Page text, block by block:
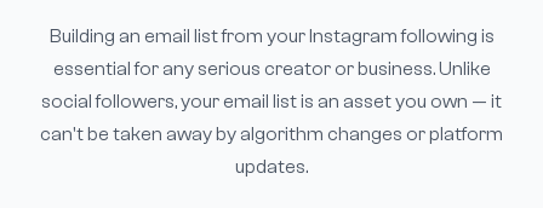
Building an email list from your Instagram following is
essential for any serious creator or business. Unlike
social followers, your email list is an asset you own — it
can't be taken away by algorithm changes or platform
updates.